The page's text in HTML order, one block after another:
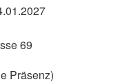
69
Präsenz)